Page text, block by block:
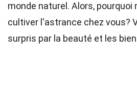
monde naturel. Alors, pourquoi
cultiver l'astrance chez vous?
surpris par la beauté et les